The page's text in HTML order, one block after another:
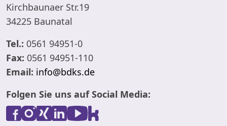
Kirchbaunaer Str.19
34225 Baunatal
Tel.: 0561 94951-0
Fax: 0561 94951-110
Email: info@bdks.de
Folgen Sie uns auf Social Media: